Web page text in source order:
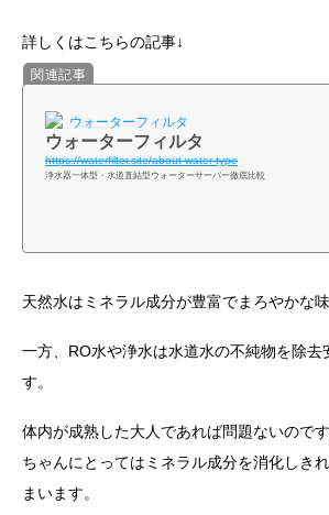
詳しくはこちらの記事↓
ウォーターフィルタ
ウォーターフィルタ
https://waterfilter.site/about-water-type
浄水器一体型・水道直結型ウォーターサーバー徹底比較
天然水はミネラル成分が豊富でまろやかな
一方、RO水や浄水は水道水の不純物を除去
す。
体内が成熟した大人であれば問題ないので
ちゃんにとってはミネラル成分を消化しき
まいます。